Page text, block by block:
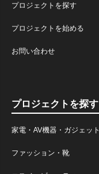
プロジェクトを探す
プロジェクトを始める
お問い合わせ
プロジェクトを探す
家電・AV機器・ガジェット
ファッション・靴